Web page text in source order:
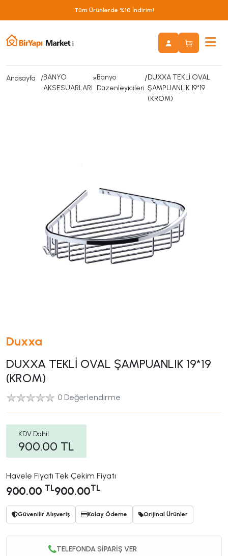
Tüm Ürünlerde %10 İndirim!
Anasayfa
BANYO
AKSESUARLARI
»Banyo
Düzenleyicileri
/DUXXA TEKLİ OVAL
ŞAMPUANLIK 19*19
(KROM)
Duxxa
DUXXA TEKLİ OVAL ŞAMPUANLIK 19*19
(KROM)
0 Değerlendirme
KDV Dahil
900.00 TL
Havele Fiyatı
900.00 TL
Tek Çekim Fiyatı
900.00TL
Güvenilir Alışveriş Kolay Ödeme Orijinal Ürünler
TELEFONDA SİPARİŞ VER